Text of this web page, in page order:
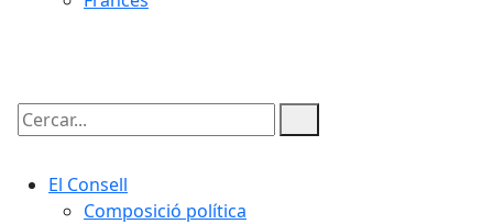
Cercar:
El Consell
Composició política